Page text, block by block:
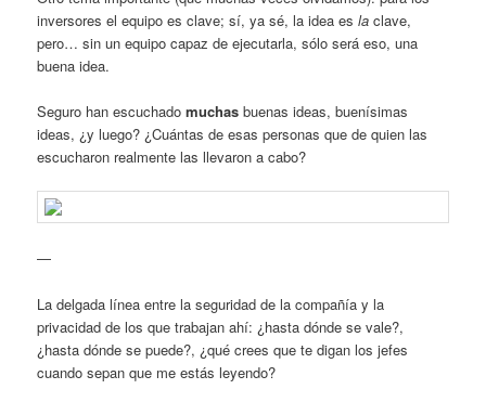
inversores el equipo es clave; sí, ya sé, la idea esla clave,
pero… sin un equipo capaz de ejecutarla, sólo será eso, una
buena idea.
Seguro han escuchadomuchas buenas ideas, buenísimas
ideas, ¿y luego? ¿Cuántas de esas personas que de quien las
escucharon realmente las llevaron a cabo?
—
La delgada línea entre la seguridad de la compañía y la
privacidad de los que trabajan ahí: ¿hasta dónde se vale?,
¿hasta dónde se puede?, ¿qué crees que te digan los jefes
cuando sepan que me estás leyendo?